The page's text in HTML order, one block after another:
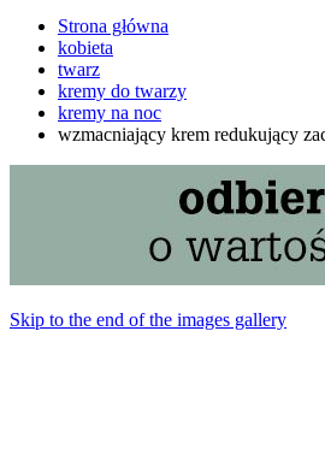
Strona główna
kobieta
twarz
kremy do twarzy
kremy na noc
wzmacniający krem redukujący
Skip to the end of the images gallery